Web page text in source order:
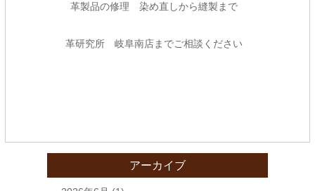
革製品の修理 染め直しから縫製まで
革研究所 岐阜南店までご相談ください
アーカイブ